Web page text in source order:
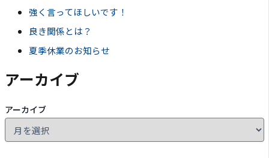
強く言ってほしいです！
良き関係とは？
夏季休業のお知らせ
アーカイブ
アーカイブ